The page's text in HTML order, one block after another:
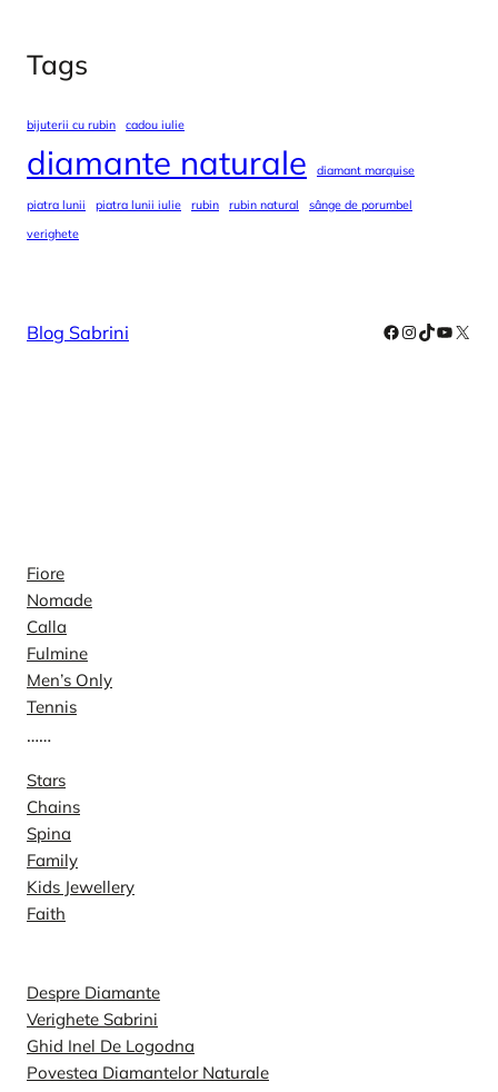
Tags
bijuterii cu rubin cadou iulie
diamante naturale diamant marquise
piatra lunii piatra lunii iulie rubin rubin natural
sânge de porumbel
verighete
Blog Sabrini Facebook
Instagram
TikTok
X
Fiore
Nomade
Calla
Fulmine
Men’s Only
Tennis
……
Stars
Chains
Spina
Family
Kids Jewellery
Faith
Despre Diamante
Verighete Sabrini
Ghid Inel De Logodna
Povestea Diamantelor Naturale